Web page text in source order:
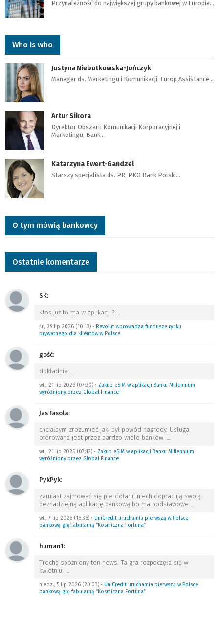
Przynależność do największej grupy bankowej w Europie…
Who is who
Justyna Niebutkowska-Jończyk
Manager ds. Marketingu i Komunikacji, Europ Assistance…
Artur Sikora
Dyrektor Obszaru Komunikacji Korporacyjnej i
Marketingu, Bank…
Katarzyna Ewert-Gandzel
Starszy specjalista ds. PR, PKO Bank Polski…
O tym mówią bankowcy
Ostatnie komentarze
SK:
Ktoś już to ma w aplikacji ? …
śr., 29 lip 2026 (10:13) • Revolut wprowadza fundusze rynku
prywatnego dla klientów w Polsce
gość:
dokładnie …
wt., 21 lip 2026 (07:30) • Zakup eSIM w aplikacji Banku Millennium
wyróżniony przez Global Finance
Jas Fasola:
chciałbym zrozumieć jaki był powód nagrody. Usługa
oferowana jest przez bardzo wiele banków. …
wt., 21 lip 2026 (07:12) • Zakup eSIM w aplikacji Banku Millennium
wyróżniony przez Global Finance
PykPyk:
Zamiast zajmować się pierdołami niech dopracują swoją
beznadziejną aplikację bankową bo ma podstawowe …
wt., 7 lip 2026 (16:36) • UniCredit uruchamia pierwszą w Polsce
bankową grę fabularną “Kosmiczna Fortuna”
human1:
Trochę spóźniony ten news. Ta gra rozpoczęła się w
kwietniu. …
niedz., 5 lip 2026 (20:03) • UniCredit uruchamia pierwszą w Polsce
bankową grę fabularną “Kosmiczna Fortuna”